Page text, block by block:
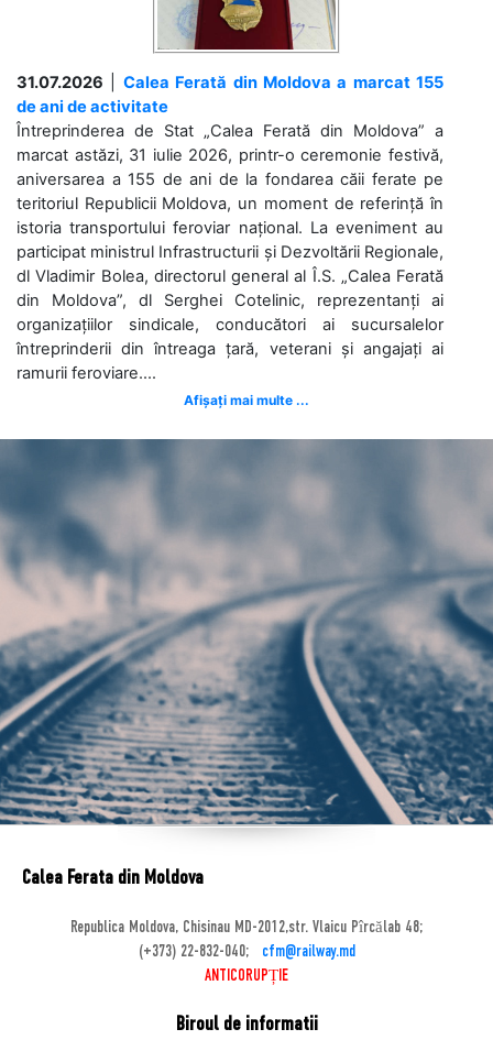
31.07.2026
Calea Ferată din Moldova a marcat 155
de ani de activitate
Întreprinderea de Stat „Calea Ferată din Moldova” a
marcat astăzi, 31 iulie 2026, printr-o ceremonie festivă,
aniversarea a 155 de ani de la fondarea căii ferate pe
teritoriul Republicii Moldova, un moment de referință în
istoria transportului feroviar național. La eveniment au
participat ministrul Infrastructurii și Dezvoltării Regionale,
dl Vladimir Bolea, directorul general al Î.S. „Calea Ferată
din Moldova”, dl Serghei Cotelinic, reprezentanți ai
organizațiilor sindicale, conducători ai sucursalelor
întreprinderii din întreaga țară, veterani și angajați ai
ramurii feroviare....
Afișați mai multe ...
Calea Ferata din Moldova
Republica Moldova, Chisinau MD-2012,str. Vlaicu Pîrcălab 48;
(+373) 22-832-040;
cfm@railway.md
ANTICORUPȚIE
Biroul de informatii